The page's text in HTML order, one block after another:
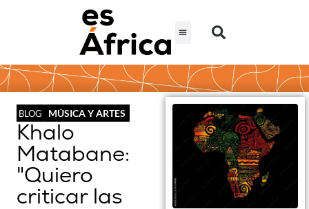
BLOG MÚSICA Y ARTES
Khalo
Matabane:
"Quiero
criticar las